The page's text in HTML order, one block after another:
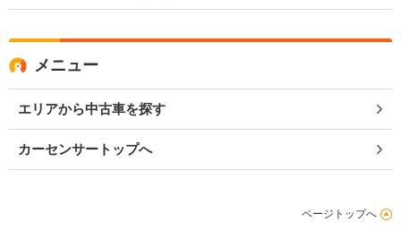
メニュー
エリアから中古車を探す
カーセンサートップへ
ページトップへ